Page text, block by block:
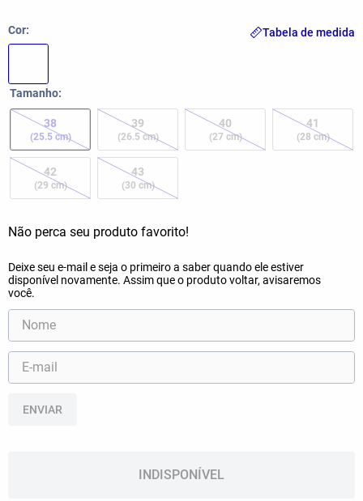
Cor
Tamanho
38
(25.5 cm)
39
(26.5 cm)
40
(27 cm)
41
(28 cm)
42
(29 cm)
43
(30 cm)
Tabela de medida
ENVIAR
INDISPONÍVEL